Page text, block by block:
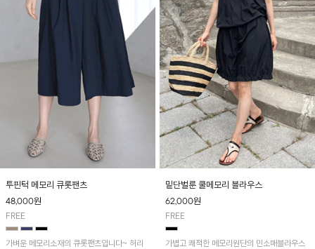
투핀턱 메모리 큐롯팬츠
48,000원
FREE
가벼운 메모리소재의 큐롯팬츠입니다~ 허리
밑단벌룬 쿨메모리 블라우스
62,000원
FREE
가볍고 쾌적한 메모리원단의 민소매블라우스